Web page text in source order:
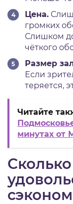
Цена.
громких
Слишком
чёткого
Размер
Если
теряется,
Читайте
минутах от